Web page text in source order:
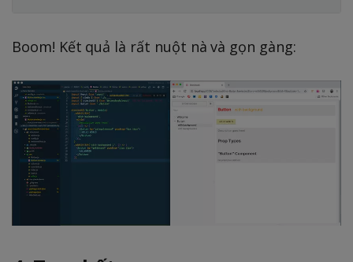
Boom! Kết quả là rất nuột nà và gọn gàng: